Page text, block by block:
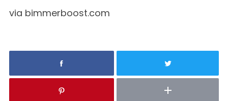
via bimmerboost.com